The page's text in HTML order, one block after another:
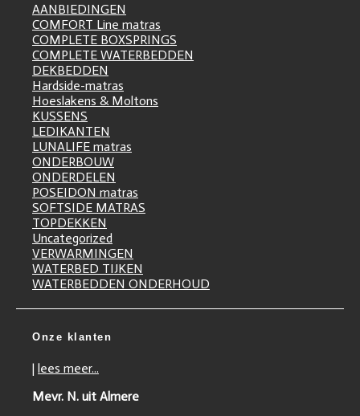
AANBIEDINGEN
COMFORT Line matras
COMPLETE BOXSPRINGS
COMPLETE WATERBEDDEN
DEKBEDDEN
Hardside-matras
Hoeslakens & Moltons
KUSSENS
LEDIKANTEN
LUNALIFE matras
ONDERBOUW
ONDERDELEN
POSEIDON matras
SOFTSIDE MATRAS
TOPDEKKEN
Uncategorized
VERWARMINGEN
WATERBED TIJKEN
WATERBEDDEN ONDERHOUD
Onze klanten
| lees meer...
Mevr. N. uit Almere